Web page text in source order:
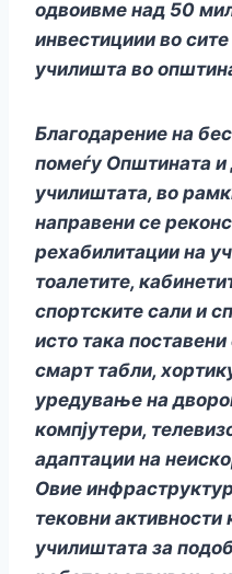
одвоивме над 50
инвестициии во
училишта во
Благодарение на
помеѓу Општината и
училиштата, во
направени се
рехабилитации на
тоалетите,
спортските сали и
исто така
смарт табли,
уредување на
компјутери,
адаптации на
Овие
тековни активности
училиштата за